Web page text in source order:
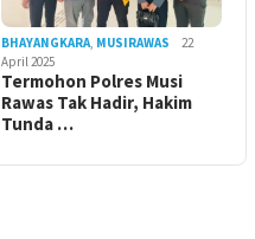
BHAYANGKARA MUSIRAWAS
22
April 2025
Termohon Polres Musi
Rawas Tak Hadir, Hakim
Tunda …